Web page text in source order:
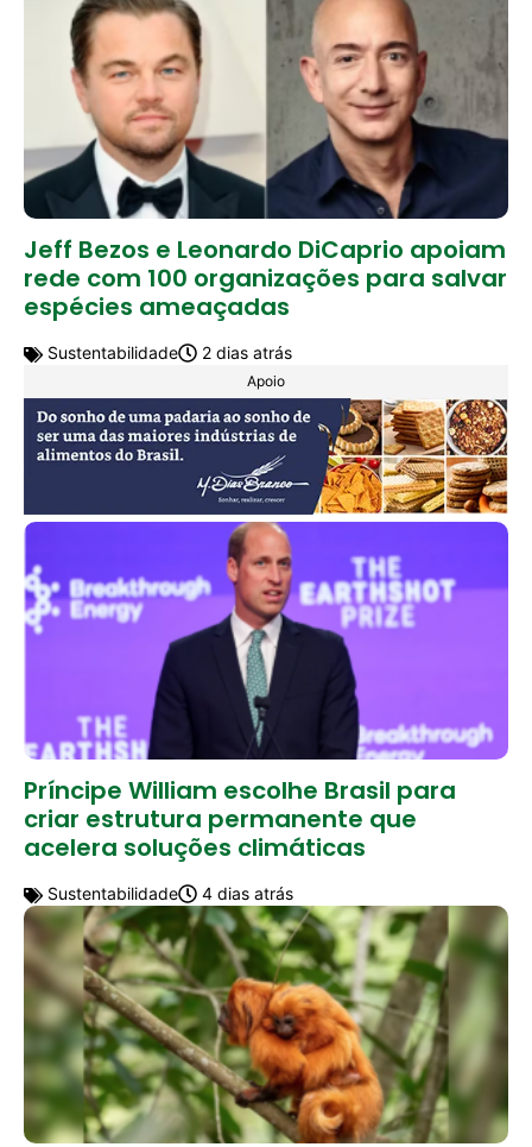
Jeff Bezos e Leonardo DiCaprio apoiam
rede com 100 organizações para salvar
espécies ameaçadas
Sustentabilidade 2 dias atrás
Apoio
Príncipe William escolhe Brasil para
criar estrutura permanente que
acelera soluções climáticas
Sustentabilidade 4 dias atrás